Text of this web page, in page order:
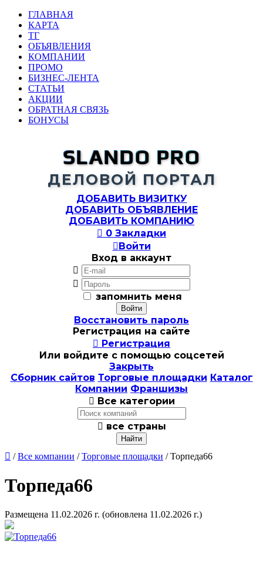
ГЛАВНАЯ
КАРТА
ТГ
ОБЪЯВЛЕНИЯ
КОМПАНИИ
ПРОМО
БИЗНЕС-ЛЕНТА
СТАТЬИ
АКЦИИ
ОБРАТНАЯ СВЯЗЬ
БОНУСЫ
SLANDO PRO
ДЕЛОВОЙ ПОРТАЛ
ДОБАВИТЬ ВИЗИТКУ
ДОБАВИТЬ ОБЪЯВЛЕНИЕ
ДОБАВИТЬ КОМПАНИЮ
 0 Закладки
Войти
Вход в аккаунт


запомнить меня
Восстановить пароль
Регистрация на сайте
 Регистрация
Или войдите с помощью соцсетей
Закрыть
Сборник сайтов Торговые площадки Каталог
Компании Франшизы
 Все категории
 все страны
 /Все компании /Торговые площадки / Торпеда66
Торпеда66
Размещена 11.02.2026 г. (обновлена 11.02.2026 г.)